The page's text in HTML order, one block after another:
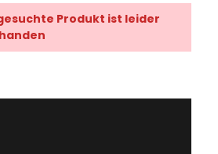
Produkt ist leider